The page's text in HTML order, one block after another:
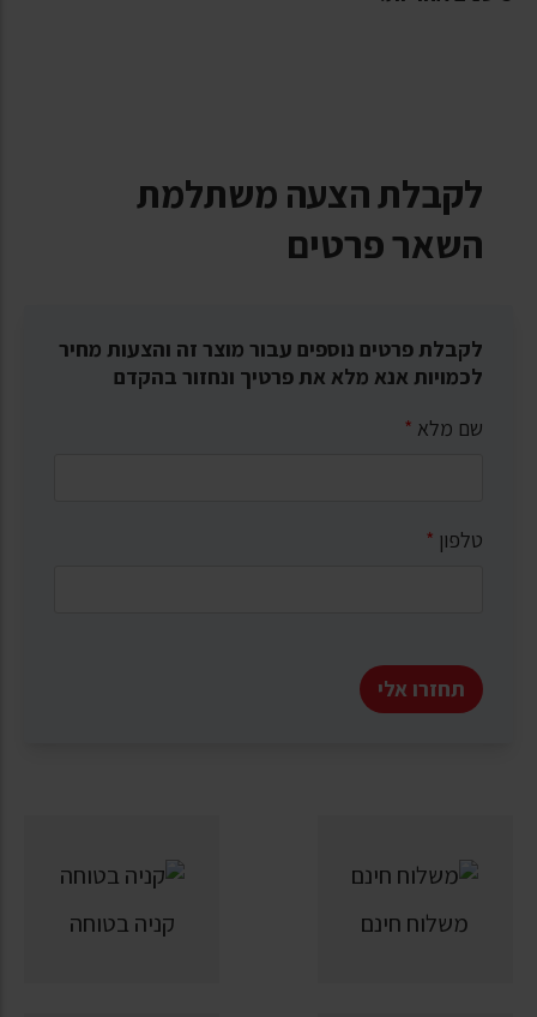
לקבלת הצעה משתלמת
השאר פרטים
לקבלת פרטים נוספים עבור מוצר זה והצעות מחיר
לכמויות אנא מלא את פרטיך ונחזור בהקדם
שם מלא *
טלפון *
תחזרו אלי
משלוח חינם קניה בטוחה